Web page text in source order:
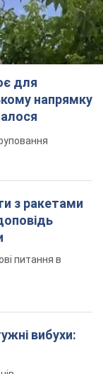
для
напрямку
з ракетами
питання в
вибухи: